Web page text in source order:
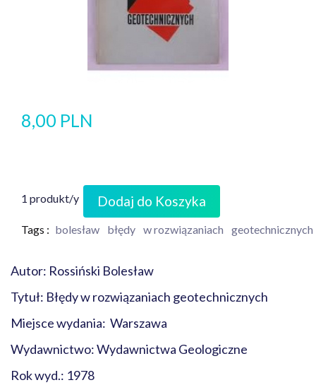
8,00 PLN
1 produkt/y Dodaj do Koszyka
Tags : bolesław błędy w rozwiązaniach geotechnicznych
Autor: Rossiński Bolesław
Tytuł: Błędy w rozwiązaniach geotechnicznych
Miejsce wydania: Warszawa
Wydawnictwo: Wydawnictwa Geologiczne
Rok wyd.: 1978